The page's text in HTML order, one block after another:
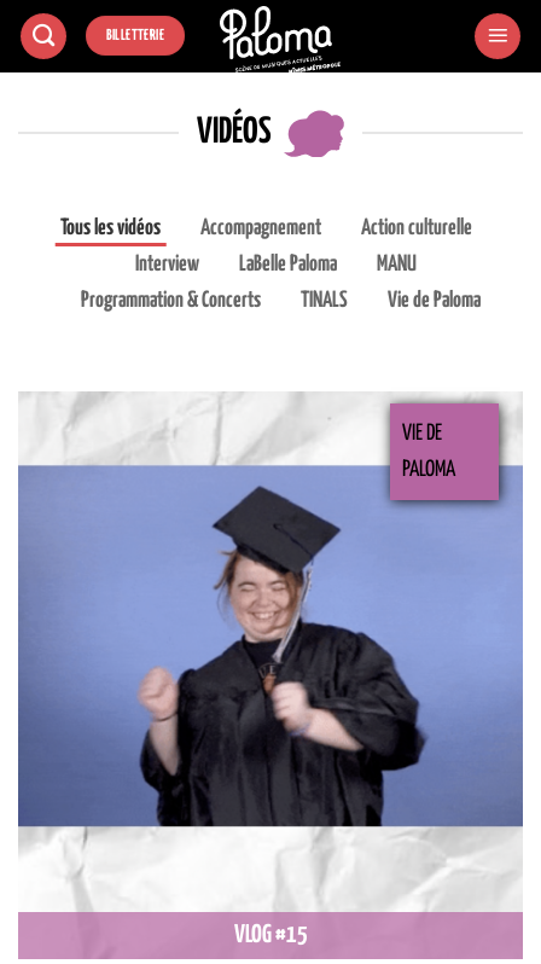
Passer
BILLETTERIE
VIDÉOS
Tous les vidéos Accompagnement
Action culturelle
Interview
LaBelle Paloma
MANU
Programmation & Concerts
TINALS Vie de Paloma
VLOG #15
VIE DE
PALOMA